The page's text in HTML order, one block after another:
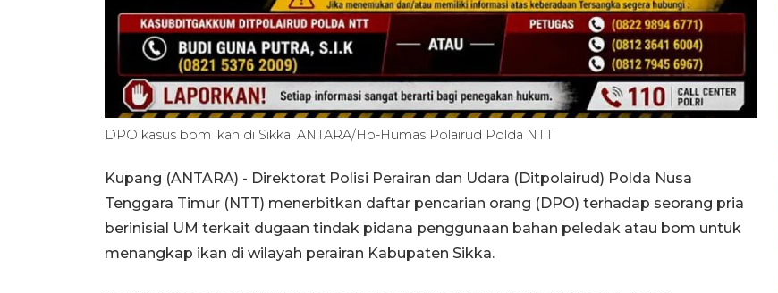
DPO kasus bom ikan di Sikka. ANTARA/Ho-Humas Polairud Polda NTT
Kupang (ANTARA) - Direktorat Polisi Perairan dan Udara (Ditpolairud) Polda Nusa
Tenggara Timur (NTT) menerbitkan daftar pencarian orang (DPO) terhadap seorang pria
berinisial UM terkait dugaan tindak pidana penggunaan bahan peledak atau bom untuk
menangkap ikan di wilayah perairan Kabupaten Sikka.